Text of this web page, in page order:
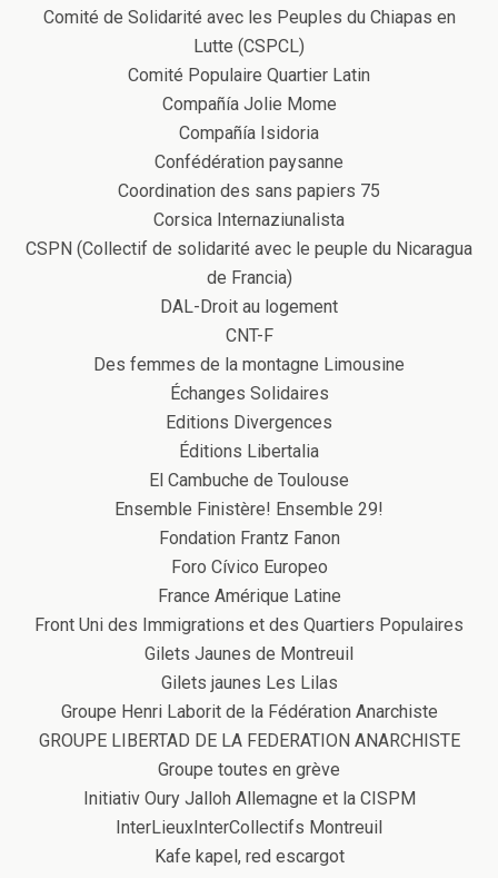
Comité de Solidarité avec les Peuples du Chiapas en
Lutte (CSPCL)
Comité Populaire Quartier Latin
Compañía Jolie Mome
Compañía Isidoria
Confédération paysanne
Coordination des sans papiers 75
Corsica Internaziunalista
CSPN (Collectif de solidarité avec le peuple du Nicaragua
de Francia)
DAL-Droit au logement
CNT-F
Des femmes de la montagne Limousine
Échanges Solidaires
Editions Divergences
Éditions Libertalia
El Cambuche de Toulouse
Ensemble Finistère! Ensemble 29!
Fondation Frantz Fanon
Foro Cívico Europeo
France Amérique Latine
Front Uni des Immigrations et des Quartiers Populaires
Gilets Jaunes de Montreuil
Gilets jaunes Les Lilas
Groupe Henri Laborit de la Fédération Anarchiste
GROUPE LIBERTAD DE LA FEDERATION ANARCHISTE
Groupe toutes en grève
Initiativ Oury Jalloh Allemagne et la CISPM
InterLieuxInterCollectifs Montreuil
Kafe kapel, red escargot